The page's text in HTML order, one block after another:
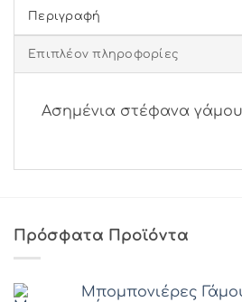
Περιγραφή
Επιπλέον πληροφορίες
Ασημένια στέφανα
Πρόσφατα Προϊόντα
Μπομπονιέρες